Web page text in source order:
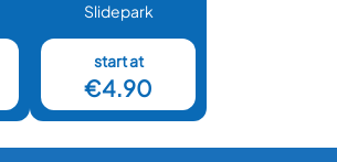
Slidepark
start at
€4.90